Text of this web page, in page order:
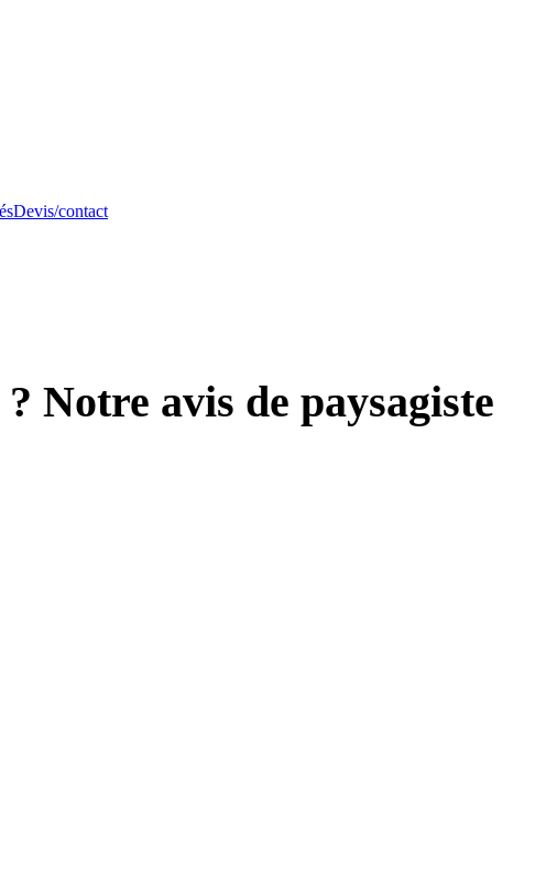
Devis/contact
Notre avis de paysagiste